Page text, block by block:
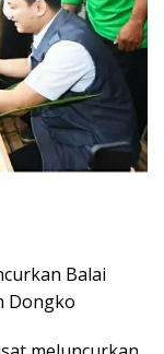
Balai
Dongko